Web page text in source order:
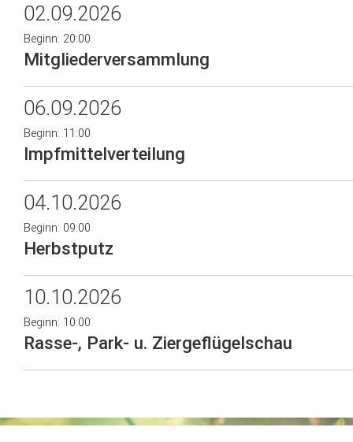
02.09.2026
Beginn: 20:00
Mitgliederversammlung
06.09.2026
Beginn: 11:00
Impfmittelverteilung
04.10.2026
Beginn: 09:00
Herbstputz
10.10.2026
Beginn: 10:00
Rasse-, Park- u. Ziergeflügelschau